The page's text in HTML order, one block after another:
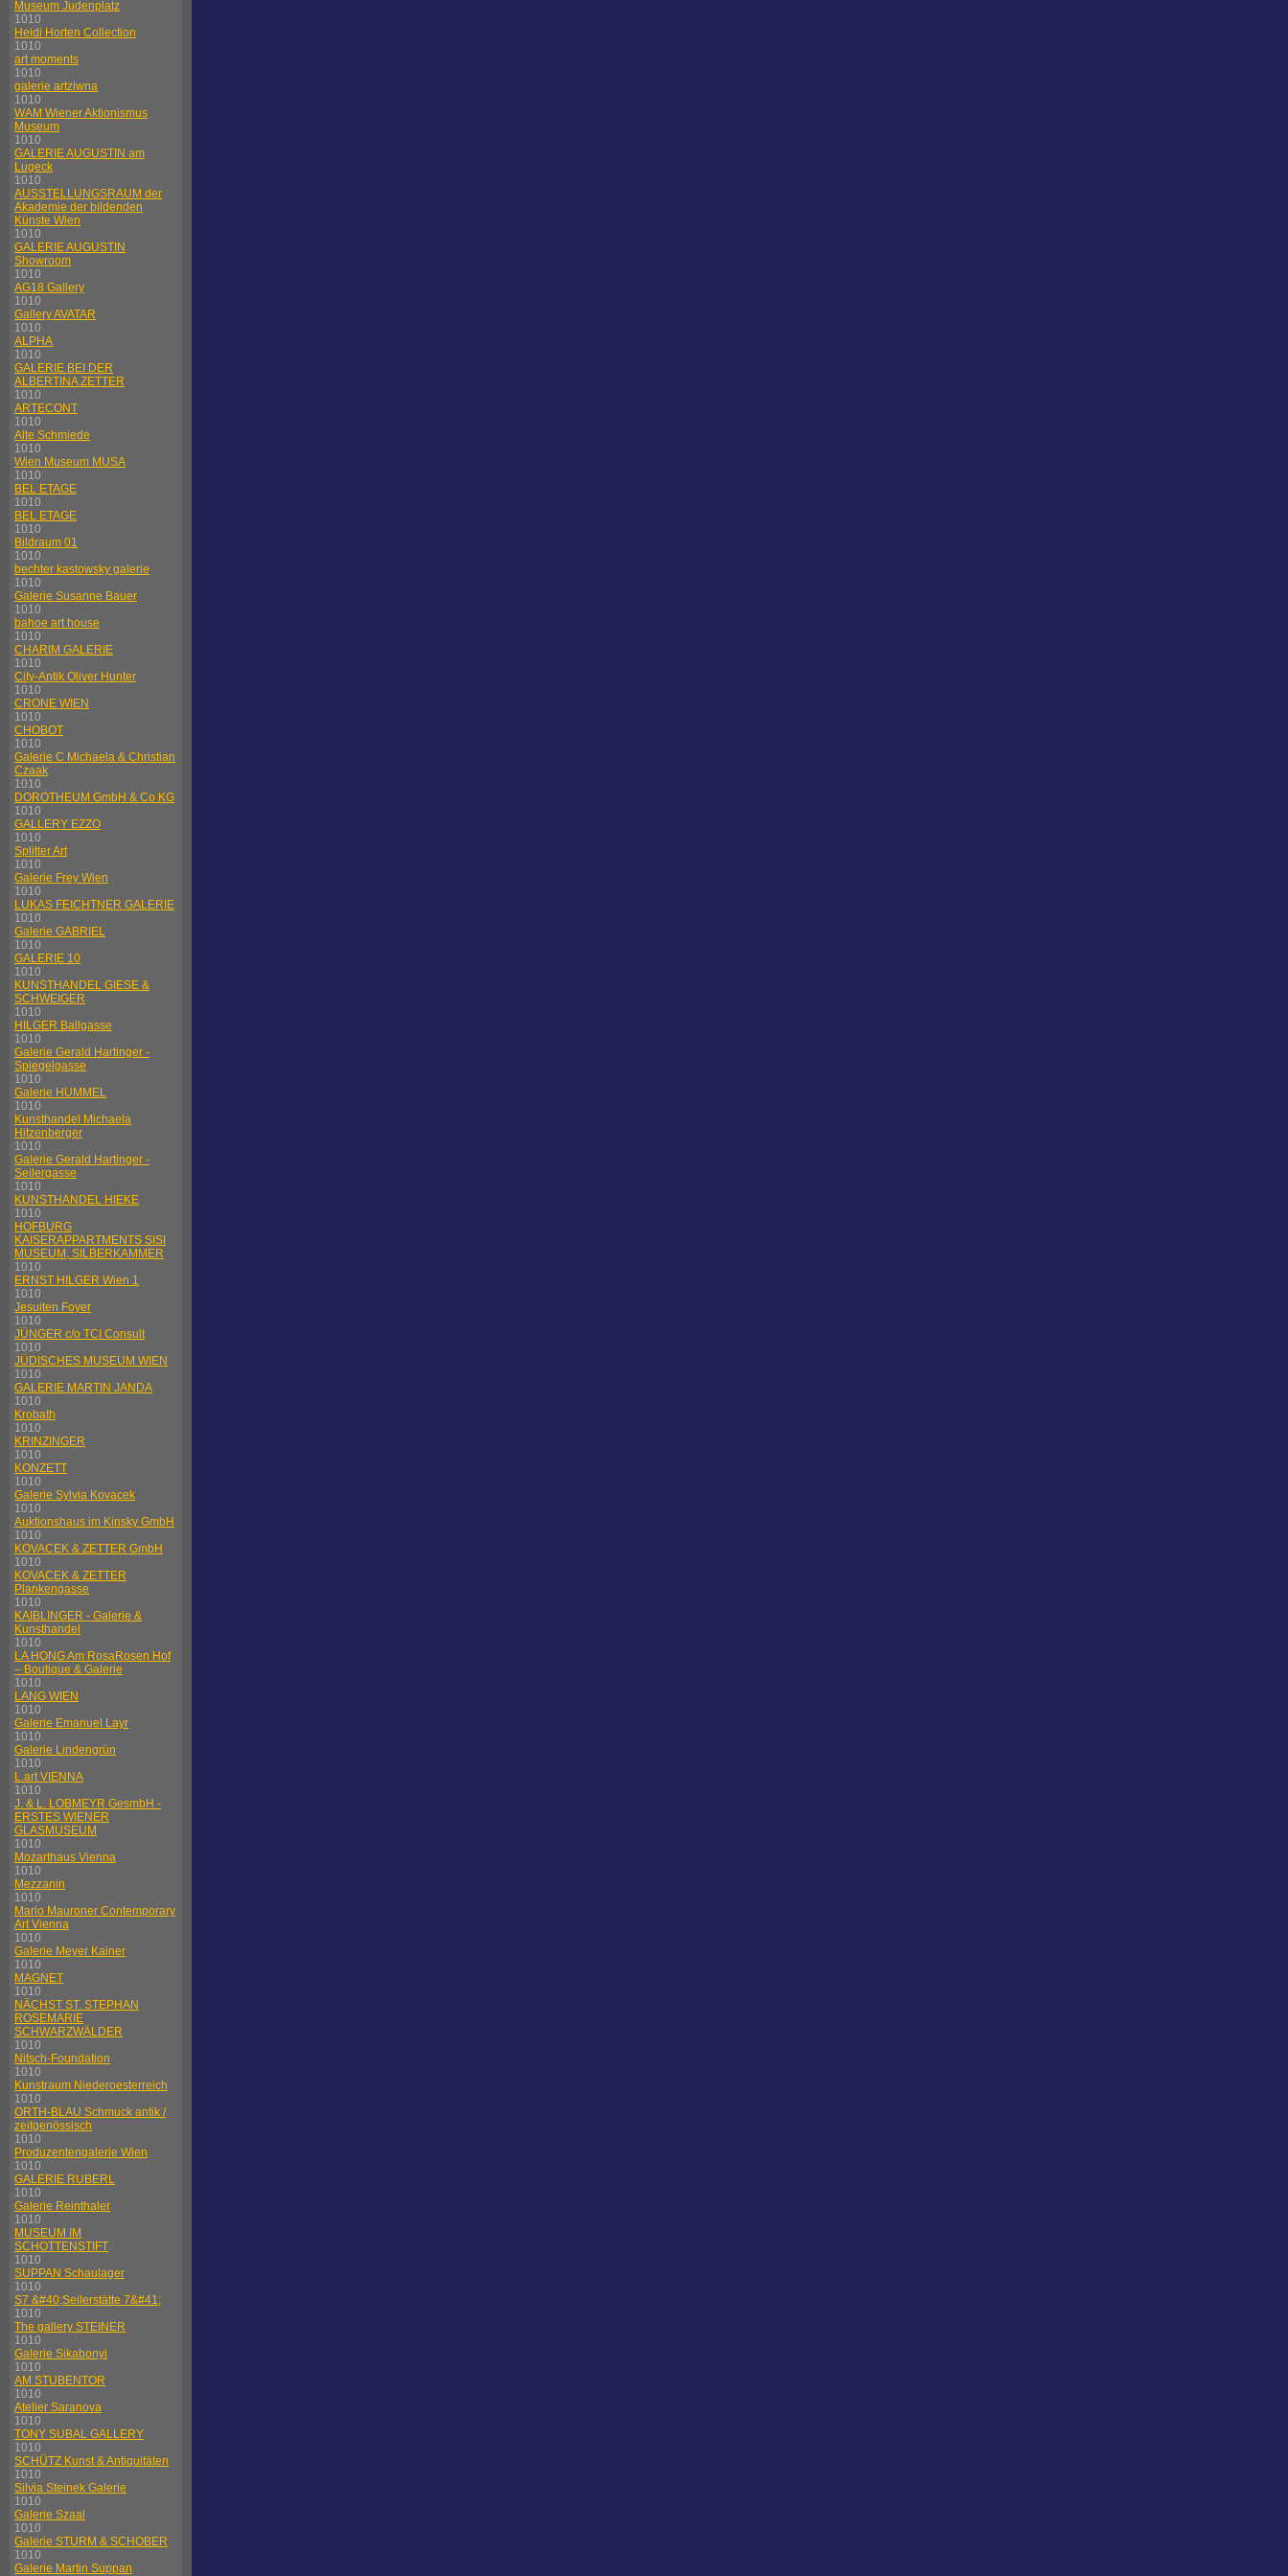
Museum Judenplatz
1010
Heidi Horten Collection
1010
art moments
1010
galerie artziwna
1010
WAM Wiener Aktionismus
Museum
1010
GALERIE AUGUSTIN am
Lugeck
1010
AUSSTELLUNGSRAUM der
Akademie der bildenden
Künste Wien
1010
GALERIE AUGUSTIN
Showroom
1010
AG18 Gallery
1010
Gallery AVATAR
1010
ALPHA
1010
GALERIE BEI DER
ALBERTINA ZETTER
1010
ARTECONT
1010
Alte Schmiede
1010
Wien Museum MUSA
1010
BEL ETAGE
1010
BEL ETAGE
1010
Bildraum 01
1010
bechter kastowsky galerie
1010
Galerie Susanne Bauer
1010
bahoe art house
1010
CHARIM GALERIE
1010
City-Antik Oliver Hunter
1010
CRONE WIEN
1010
CHOBOT
1010
Galerie C Michaela & Christian
Czaak
1010
DOROTHEUM GmbH & Co KG
1010
GALLERY EZZO
1010
Splitter Art
1010
Galerie Frey Wien
1010
LUKAS FEICHTNER GALERIE
1010
Galerie GABRIEL
1010
GALERIE 10
1010
KUNSTHANDEL GIESE &
SCHWEIGER
1010
HILGER Ballgasse
1010
Galerie Gerald Hartinger -
Spiegelgasse
1010
Galerie HUMMEL
1010
Kunsthandel Michaela
Hitzenberger
1010
Galerie Gerald Hartinger -
Seilergasse
1010
KUNSTHANDEL HIEKE
1010
HOFBURG
KAISERAPPARTMENTS SISI
MUSEUM, SILBERKAMMER
1010
ERNST HILGER Wien 1
1010
Jesuiten Foyer
1010
JÜNGER c/o TCI Consult
1010
JÜDISCHES MUSEUM WIEN
1010
GALERIE MARTIN JANDA
1010
Krobath
1010
KRINZINGER
1010
KONZETT
1010
Galerie Sylvia Kovacek
1010
Auktionshaus im Kinsky GmbH
1010
KOVACEK & ZETTER GmbH
1010
KOVACEK & ZETTER
Plankengasse
1010
KAIBLINGER - Galerie &
Kunsthandel
1010
LA HONG Am RosaRosen Hof
– Boutique & Galerie
1010
LANG WIEN
1010
Galerie Emanuel Layr
1010
Galerie Lindengrün
1010
L.art VIENNA
1010
J. & L. LOBMEYR GesmbH -
ERSTES WIENER
GLASMUSEUM
1010
Mozarthaus Vienna
1010
Mezzanin
1010
Mario Mauroner Contemporary
Art Vienna
1010
Galerie Meyer Kainer
1010
MAGNET
1010
NÄCHST ST. STEPHAN
ROSEMARIE
SCHWARZWÄLDER
1010
Nitsch-Foundation
1010
Kunstraum Niederoesterreich
1010
ORTH-BLAU Schmuck antik /
zeitgenössisch
1010
Produzentengalerie Wien
1010
GALERIE RUBERL
1010
Galerie Reinthaler
1010
MUSEUM IM
SCHOTTENSTIFT
1010
SUPPAN Schaulager
1010
S7 &#40;Seilerstätte 7&#41;
1010
The gallery STEINER
1010
Galerie Sikabonyi
1010
AM STUBENTOR
1010
Atelier Saranova
1010
TONY SUBAL GALLERY
1010
SCHÜTZ Kunst & Antiquitäten
1010
Silvia Steinek Galerie
1010
Galerie Szaal
1010
Galerie STURM & SCHOBER
1010
Galerie Martin Suppan